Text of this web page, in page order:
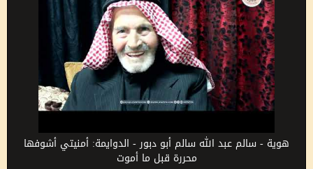
هوية - سالم عبد الله سالم أبو دبور - الدوايمة: أمنيتي أشوفها
محررة قبل ما أموت